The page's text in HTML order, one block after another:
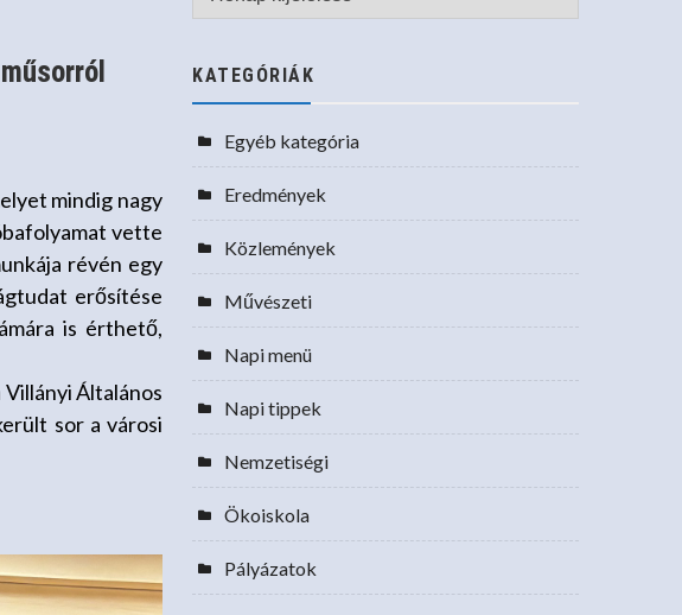
mindig nagy
vette
révén egy
erősítése
is érthető,
Villányi Általános
sor a városi
KATEGÓRIÁK
Egyéb kategória
Eredmények
Közlemények
Művészeti
Napi menü
Napi tippek
Nemzetiségi
Ökoiskola
Pályázatok